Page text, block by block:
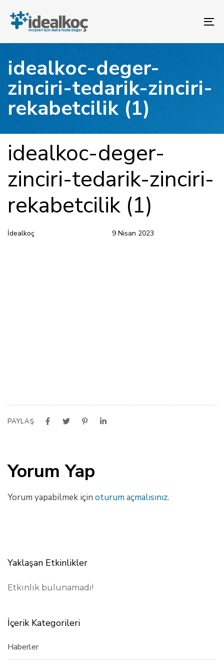
atla
gezinme
bölümüne
geç
İçeriğe
atlaidealkoc-deger-
zinciri-tedarik-zinciri-
rekabetcilik (1)
idealkoc-deger-
zinciri-tedarik-zinciri-
rekabetcilik (1)
İdealkoç 9 Nisan 2023
PAYLAŞ
Yorum Yap
Yorum yapabilmek için oturum açmalısınız.
Yaklaşan Etkinlikler
Etkinlik bulunamadı!
İçerik Kategorileri
Haberler